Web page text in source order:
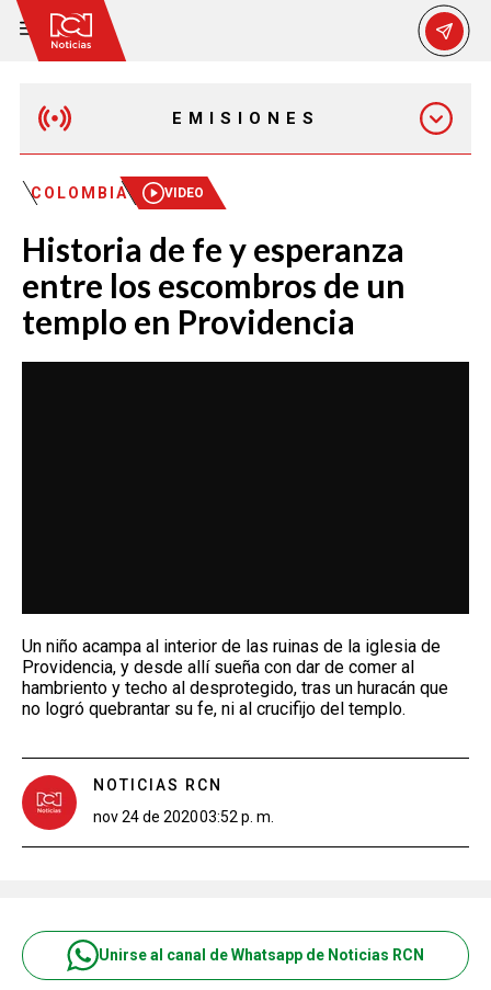
EMISIONES
MAÑANA EXPRESS
EMISIÓN 12:30 PM
EMISIÓN 7:00 PM
COLOMBIA VIDEO
Historia de fe y esperanza
entre los escombros de un
templo en Providencia
Un niño acampa al interior de las ruinas de la iglesia de
Providencia, y desde allí sueña con dar de comer al
hambriento y techo al desprotegido, tras un huracán que
no logró quebrantar su fe, ni al crucifijo del templo.
NOTICIAS RCN
nov 24 de 202003:52 p. m.
Unirse al canal de Whatsapp de Noticias RCN